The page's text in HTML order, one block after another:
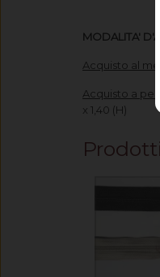
MODALITA'
Acquisto al
Acquisto a
x 1,40 (H)